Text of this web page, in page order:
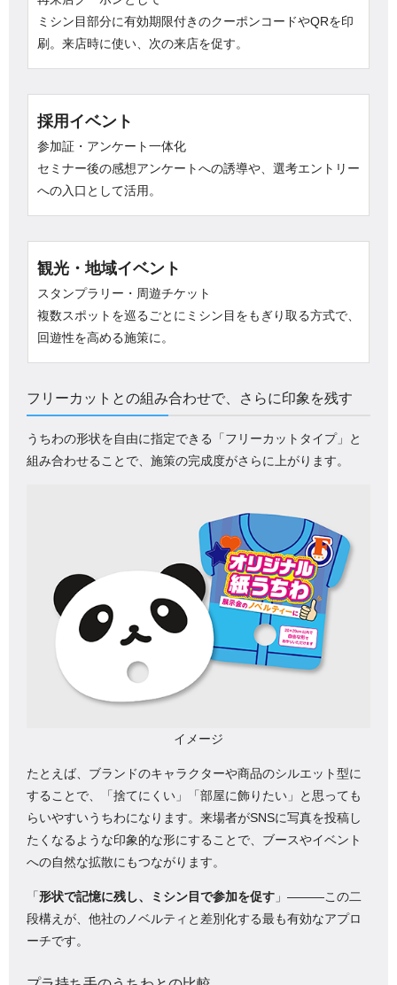
ミシン目部分に有効期限付きのクーポンコードやQRを印
刷。来店時に使い、次の来店を促す。
採用イベント
参加証・アンケート一体化
セミナー後の感想アンケートへの誘導や、選考エントリー
への入口として活用。
観光・地域イベント
スタンプラリー・周遊チケット
複数スポットを巡るごとにミシン目をもぎり取る方式で、
回遊性を高める施策に。
フリーカットとの組み合わせで、さらに印象を残す
うちわの形状を自由に指定できる「フリーカットタイプ」と
組み合わせることで、施策の完成度がさらに上がります。
イメージ
たとえば、ブランドのキャラクターや商品のシルエット型に
することで、「捨てにくい」「部屋に飾りたい」と思っても
らいやすいうちわになります。来場者がSNSに写真を投稿し
たくなるような印象的な形にすることで、ブースやイベント
への自然な拡散にもつながります。
「形状で記憶に残し、ミシン目で参加を促す 」―――この二
段構えが、他社のノベルティと差別化する最も有効なアプロ
ーチです。